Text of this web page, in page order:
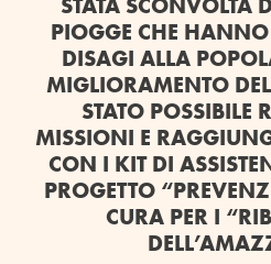
PIOGGE CHE
DISAGI ALLA
MIGLIORAMENTO
STATO POSSIBILE
MISSIONI E
CON I KIT DI
PROGETTO “
CURA PER I